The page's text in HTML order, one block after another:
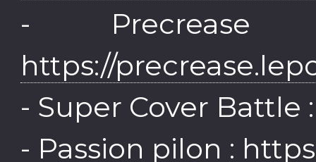
-
https://
- Super Cover Battle
- Passion pilon :